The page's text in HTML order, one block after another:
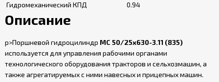
Гидромеханический КПД
0.94
Описание
p>Поршневой гидроцилиндр МС 50/25х630-3.11 (835)
используется для управления рабочими органами
технологического оборудования тракторов и сельхозмашин, а
также агрегатируемых с ними навесных и прицепных машин.